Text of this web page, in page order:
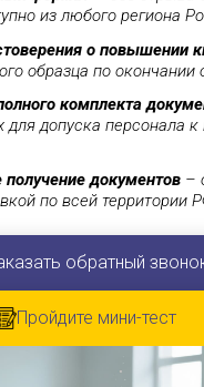
из любого региона
о повышении
образца по окончании
комплекта
для допуска персонала
получение документов –
по всей территории
обратный
Пройдите мини-тест